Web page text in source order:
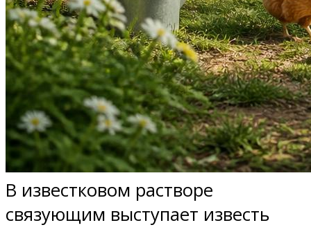
В известковом растворе
связующим выступает известь